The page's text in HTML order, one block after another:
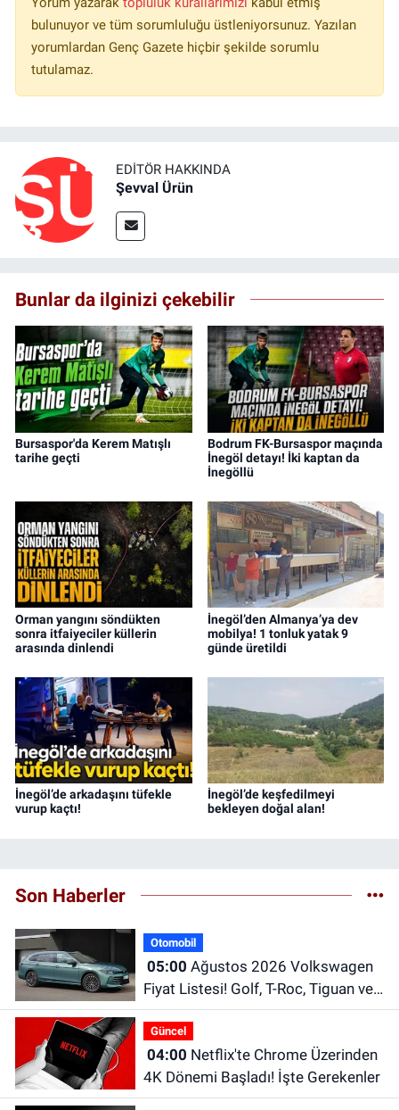
bulunuyor ve tüm sorumluluğu üstleniyorsunuz. Yazılan
yorumlardan Genç Gazete hiçbir şekilde sorumlu
tutulamaz.
EDITÖR HAKKINDA
Şevval Ürün
Bunlar da ilginizi çekebilir
Bursaspor'da Kerem Matışlı
tarihe geçti
Bodrum FK-Bursaspor maçında
İnegöl detayı! İki kaptan da
İnegöllü
Orman yangını söndükten
sonra itfaiyeciler küllerin
arasında dinlendi
İnegöl’den Almanya’ya dev
mobilya! 1 tonluk yatak 9
günde üretildi
İnegöl’de arkadaşını tüfekle
vurup kaçtı!
İnegöl’de keşfedilmeyi
bekleyen doğal alan!
Son Haberler
Otomobil
05:00
Fiyat Listesi! Golf, T-Roc, Tiguan ve
Passat Fiyatları
Güncel
04:00
4K Dönemi Başladı! İşte Gerekenler